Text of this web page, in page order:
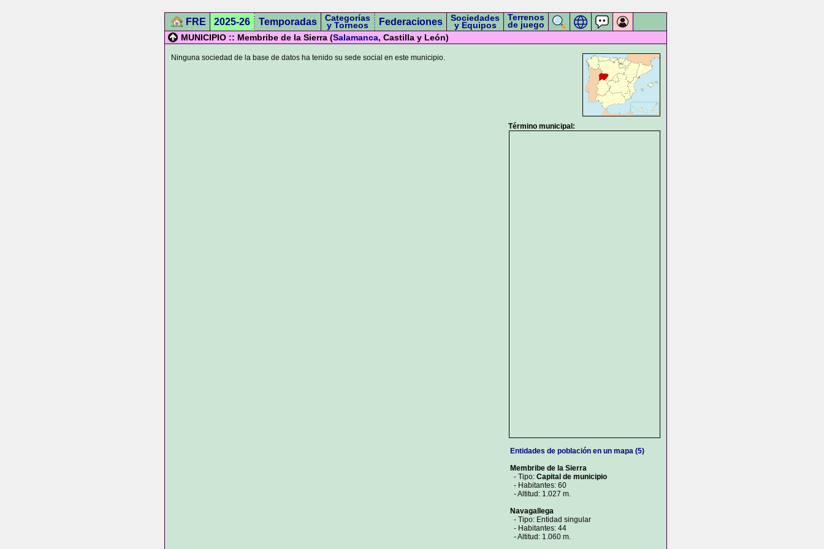
FRE 2025-26 Temporadas Categorías
y Torneos Federaciones Sociedades
y Equipos
Terrenos
de juego
MUNICIPIO :: Membribe de la Sierra (Salamanca, Castilla y León)
Término municipal:
Entidades de población en un mapa (5)
Membribe de la Sierra
- Tipo: Capital de municipio
- Habitantes: 60
- Altitud: 1.027 m.
Navagallega
- Tipo: Entidad singular
- Habitantes: 44
- Altitud: 1.060 m.
Ninguna sociedad de la base de datos ha tenido su sede social en este municipio.